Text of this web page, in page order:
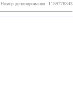
Номер депонирования: 1159776343